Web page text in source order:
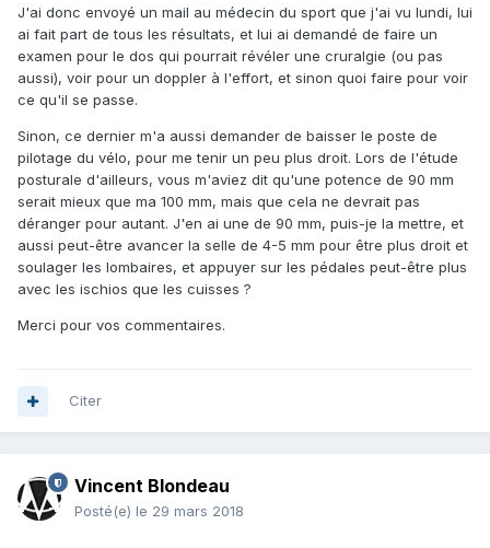
J'ai donc envoyé un mail au médecin du sport que j'ai vu lundi, lui
ai fait part de tous les résultats, et lui ai demandé de faire un
examen pour le dos qui pourrait révéler une cruralgie (ou pas
aussi), voir pour un doppler à l'effort, et sinon quoi faire pour voir
ce qu'il se passe.
Sinon, ce dernier m'a aussi demander de baisser le poste de
pilotage du vélo, pour me tenir un peu plus droit. Lors de l'étude
posturale d'ailleurs, vous m'aviez dit qu'une potence de 90 mm
serait mieux que ma 100 mm, mais que cela ne devrait pas
déranger pour autant. J'en ai une de 90 mm, puis-je la mettre, et
aussi peut-être avancer la selle de 4-5 mm pour être plus droit et
soulager les lombaires, et appuyer sur les pédales peut-être plus
avec les ischios que les cuisses ?
Merci pour vos commentaires.
Citer
Vincent Blondeau
Posté(e) le 29 mars 2018